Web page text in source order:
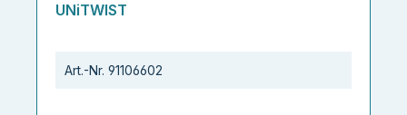
UNiTWIST
Art.-Nr. 91106602